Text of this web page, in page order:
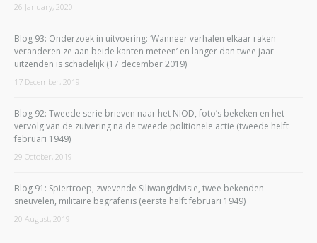
26 January, 2020
Blog 93: Onderzoek in uitvoering: ‘Wanneer verhalen elkaar raken
veranderen ze aan beide kanten meteen’ en langer dan twee jaar
uitzenden is schadelijk (17 december 2019)
17 December, 2019
Blog 92: Tweede serie brieven naar het NIOD, foto’s bekeken en het
vervolg van de zuivering na de tweede politionele actie (tweede helft
februari 1949)
29 October, 2019
Blog 91: Spiertroep, zwevende Siliwangidivisie, twee bekenden
sneuvelen, militaire begrafenis (eerste helft februari 1949)
20 August, 2019